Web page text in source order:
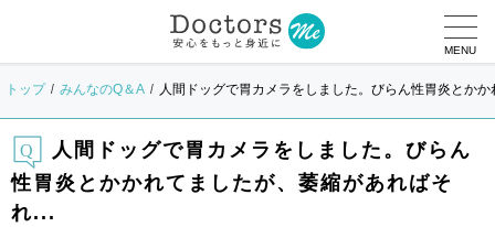
MENU
トップ みんなのQ＆A 人間ドッグで胃カメラをしました。びらん性胃炎とか
人間ドッグで胃カメラをしました。びらん
性胃炎とかかれてましたが、萎縮があればそ
れ...